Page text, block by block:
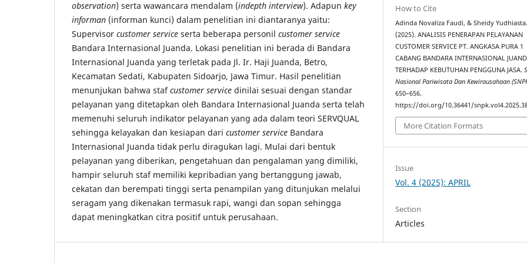
observation) serta wawancara mendalam (indepth interview). Adapun key
informan (informan kunci) dalam penelitian ini diantaranya yaitu:
Supervisor customer service serta beberapa personil customer service
Bandara Internasional Juanda. Lokasi penelitian ini berada di Bandara
Internasional Juanda yang terletak pada Jl. Ir. Haji Juanda, Betro,
Kecamatan Sedati, Kabupaten Sidoarjo, Jawa Timur. Hasil penelitian
menunjukan bahwa stafcustomer service dinilai sesuai dengan standar
pelayanan yang ditetapkan oleh Bandara Internasional Juanda serta telah
memenuhi seluruh indikator pelayanan yang ada dalam teori SERVQUAL
sehingga kelayakan dan kesiapan dari customer service Bandara
Internasional Juanda tidak perlu diragukan lagi. Mulai dari bentuk
pelayanan yang diberikan, pengetahuan dan pengalaman yang dimiliki,
hampir seluruh staf memiliki kepribadian yang bertanggung jawab,
cekatan dan berempati tinggi serta penampilan yang ditunjukan melalui
seragam yang dikenakan termasuk rapi, wangi dan sopan sehingga
dapat meningkatkan citra positif untuk perusahaan.
How to Cite
Adinda Novaliza Faudi, & Sheidy Yudhiasta.
(2025). ANALISIS PENERAPAN PELAYANAN
CUSTOMER SERVICE PT. ANGKASA PURA 1
CABANG BANDARA INTERNASIONAL
TERHADAP KEBUTUHAN PENGGUNA JASA.
Nasional Pariwisata Dan Kewirausahaan
650–656.
https://doi.org/10.36441/
More Citation Formats
Issue
Vol. 4 (2025): APRIL
Section
Articles